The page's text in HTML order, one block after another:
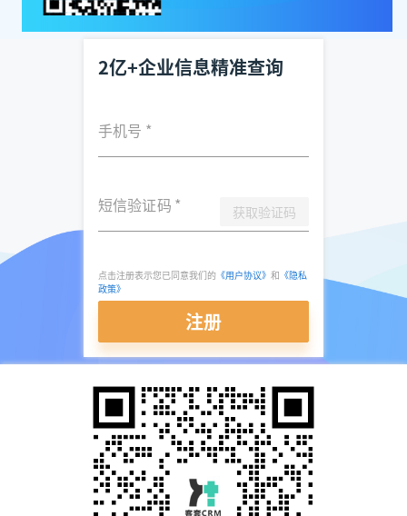
2亿+企业信息精准查询
手机号 *
短信验证码 * 获取验证码
点击注册表示您已同意我们的 《用户协议》 和 《隐私
政策》
注册